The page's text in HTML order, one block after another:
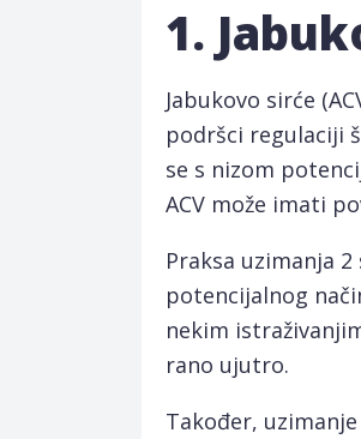
1.
Jabukovo sirće
podršci regulaciji
se s nizom
ACV može imati
Praksa uzimanja
potencijalnog
nekim
rano ujutro.
Također,